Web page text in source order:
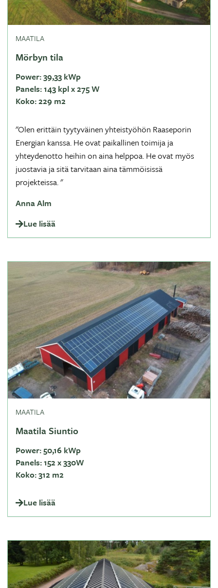
MAATILA
Mörbyn tila
Power:39,33 kWp
Panels:143 kpl x 275 W
Koko:229 m2
"Olen erittäin tyytyväinen yhteistyöhön Raaseporin
Energian kanssa. He ovat paikallinen toimija ja
yhteydenotto heihin on aina helppoa. He ovat myös
juostavia ja sitä tarvitaan aina tämmöisissä
projekteissa. "
Anna Alm
Lue lisää
MAATILA
Maatila Siuntio
Power:50,16 kWp
Panels:152 x 330W
Koko:312 m2
Lue lisää